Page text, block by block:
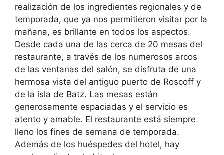
realización de los ingredientes regionales y de
temporada, que ya nos permitieron visitar por la
mañana, es brillante en todos los aspectos.
Desde cada una de las cerca de 20 mesas del
restaurante, a través de los numerosos arcos
de las ventanas del salón, se disfruta de una
hermosa vista del antiguo puerto de Roscoff y
de la isla de Batz. Las mesas están
generosamente espaciadas y el servicio es
atento y amable. El restaurante está siempre
lleno los fines de semana de temporada.
Además de los huéspedes del hotel, hay